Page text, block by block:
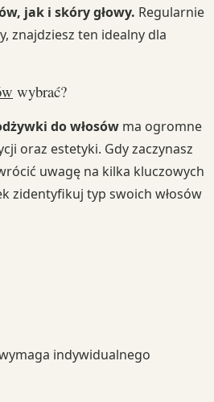
jak i skóry głowy. Regularnie
znajdziesz ten idealny dla
wybrać?
do włosów ma ogromne
oraz estetyki. Gdy zaczynasz
uwagę na kilka kluczowych
zidentyfikuj typ swoich włosów
indywidualnego